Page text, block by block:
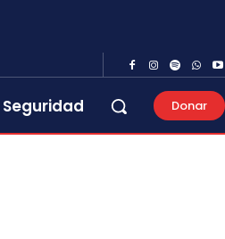
Seguridad Donar